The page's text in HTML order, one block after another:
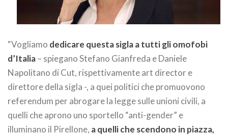
“Vogliamo dedicare questa sigla a tutti gli omofobi
d’Italia– spiegano Stefano Gianfreda e Daniele
Napolitano di Cut, rispettivamente art director e
direttore della sigla -, a quei politici che promuovono
referendum per abrogare la legge sulle unioni civili, a
quelli che aprono uno sportello “anti-gender” e
illuminano il Pirellone, a quelli che scendono in piazza,